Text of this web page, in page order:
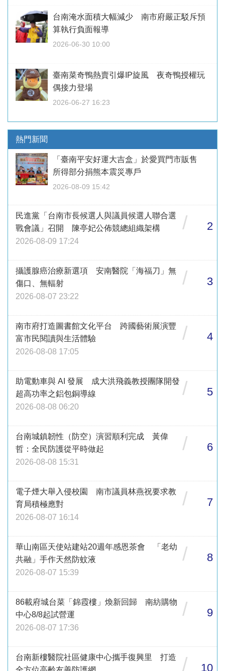
台南淹水面積大幅減少 南市府嚴正駁斥預
算執行負面報導
2026-06-30 10:00
臺南菜奇鴨熱賣引爆IP旋風 夜奇鴨授權玩
偶接力登場
2026-06-27 16:23
熱門新聞
「臺南平安好運大吉盒」於愛買門市販售
所得部分捐熊本震災專戶
2026-08-09 15:42
民進黨「台南市長候選人與議員候選人聯合選
戰會議」召開 陳亭妃公佈競總組織架構
2026-08-09 17:24
/ 2
攝護腺癌治療新選項 安南醫院「海福刀」無
傷口、無輻射
2026-08-07 23:22
/ 3
南市府打造圖書館文化平台 跨國藝術展演豐
富市民閱讀與生活體驗
2026-08-08 17:05
/ 4
助電動車與 AI 發展 成大洪飛義教授團隊開發
超高功率之鋁包銅導線
2026-08-08 06:20
/ 5
台南城鎮韌性（防空）演習順利完成 黃偉
哲：全民防護從平時做起
2026-08-08 15:31
/ 6
電子煙大舉入侵校園 南市議員林燕祝要求教
育局積極應對
2026-08-07 16:14
/ 7
華山南區天使站建站20週年感恩茶會 「老幼
共融」手作天然防蚊液
2026-08-07 15:39
/ 8
86載府城台菜「錦霞樓」煥新回歸 南紡購物
中心8/8起試營運
2026-08-07 17:36
/ 9
台南新樓醫院社區健康中心攜手復興里 打造
/ 10